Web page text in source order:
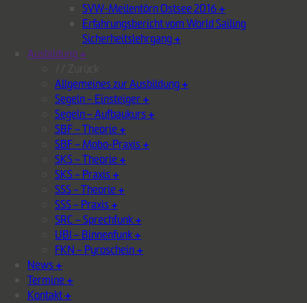
SVW-Meilentörn Ostsee 2016+
Erfahrungsbericht vom World Sailing
Sicherheitslehrgang+
Ausbildung+
Allgemeines zur Ausbildung+
Segeln – Einsteiger+
Segeln – Aufbaukurs+
SBF – Theorie+
SBF – Mobo-Praxis+
SKS – Theorie+
SKS – Praxis+
SSS – Theorie+
SSS – Praxis+
SRC – Sprechfunk+
UBI – Binnenfunk+
FKN – Pyroschein+
News+
Termine+
Kontakt+